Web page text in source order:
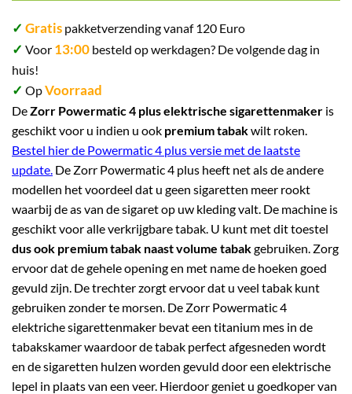
✓ Gratis pakketverzending vanaf 120 Euro
✓ Voor 13:00 besteld op werkdagen? De volgende dag in
huis!
✓ OpVoorraad
DeZorr Powermatic 4 plus elektrische sigarettenmaker is
geschikt voor u indien u ook premium tabakwilt roken.
Bestel hier de Powermatic 4 plus versie met de laatste
update. De Zorr Powermatic 4 plus heeft net als de andere
modellen het voordeel dat u geen sigaretten meer rookt
waarbij de as van de sigaret op uw kleding valt. De machine is
geschikt voor alle verkrijgbare tabak. U kunt met dit toestel
dus ook premium tabak naast volume tabakgebruiken. Zorg
ervoor dat de gehele opening en met name de hoeken goed
gevuld zijn. De trechter zorgt ervoor dat u veel tabak kunt
gebruiken zonder te morsen. De Zorr Powermatic 4
elektriche sigarettenmaker bevat een titanium mes in de
tabakskamer waardoor de tabak perfect afgesneden wordt
en de sigaretten hulzen worden gevuld door een elektrische
lepel in plaats van een veer. Hierdoor geniet u goedkoper van